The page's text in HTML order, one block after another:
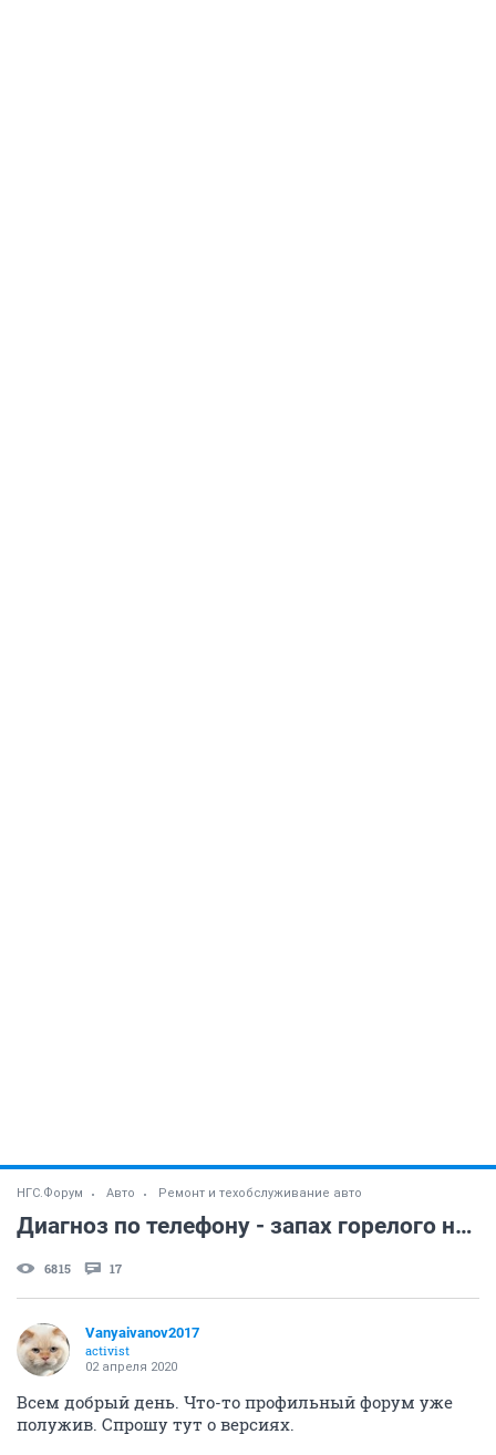
НГС.Форум Авто Ремонт и техобслуживание авто
Диагноз по телефону - запах горелого на перевале - Форд Эксплорер.
6815 17
Vanyaivanov2017
activist
02 апреля 2020
Всем добрый день. Что-то профильный форум уже
полужив. Спрошу тут о версиях.